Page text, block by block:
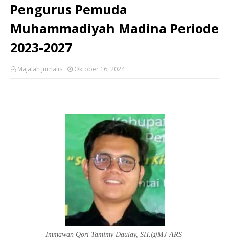
Pengurus Pemuda
Muhammadiyah Madina Periode
2023-2027
Majalah Jurnalis Oktober 16, 2024
Immawan Qori Tamimy Daulay, SH.@MJ-ARS